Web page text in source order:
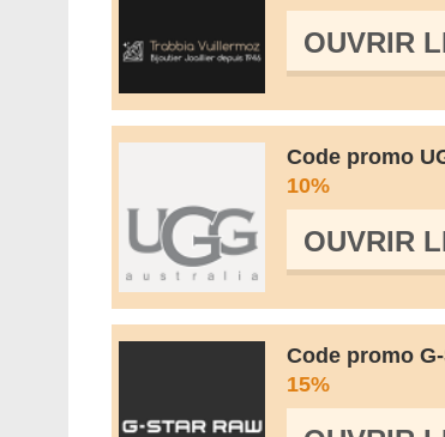
OUVRIR
Code promo
10%
OUVRIR
Code promo
15%